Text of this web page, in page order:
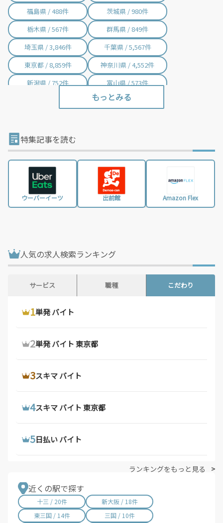
福島県 / 488件
茨城県 / 980件
栃木県 / 567件
群馬県 / 849件
埼玉県 / 3,846件
千葉県 / 5,567件
東京都 / 8,859件
神奈川県 / 4,552件
新潟県 / 752件
富山県 / 573件
福井県 / 384件
岐阜県 / 854件
愛知県 / 3,055件
三重県 / 1,001件
滋賀県 / 657件
京都府 / 1,464件
大阪府 / 3,370件
兵庫県 / 2,496件
奈良県 / 626件
和歌山県 / 296件
香川県 / 502件
愛媛県 / 437件
福岡県 / 1,692件
佐賀県 / 193件
特集記事を読む
ウーバーイーツ 出前館 Amazon Flex
人気の求人検索ランキング
サービス
1ウーバーイーツ 配達員
2ウーバーイーツ バイト
3ウーバーイーツ バイト 東京都
4ウーバーイーツ 配達員 大阪府
5ウーバーイーツ 求人
職種
1ドライバー 求人
2デリバリー バイト
3軽 貨物 求人
4配達 バイト
5トラック 運転 手 求人
こだわり
1単発 バイト
2単発 バイト 東京都
3スキマ バイト
4スキマ バイト 東京都
5日払い バイト
ランキングをもっと見る
近くの駅で探す
十三 / 20件
新大阪 / 18件
東三国 / 14件
三国 / 10件